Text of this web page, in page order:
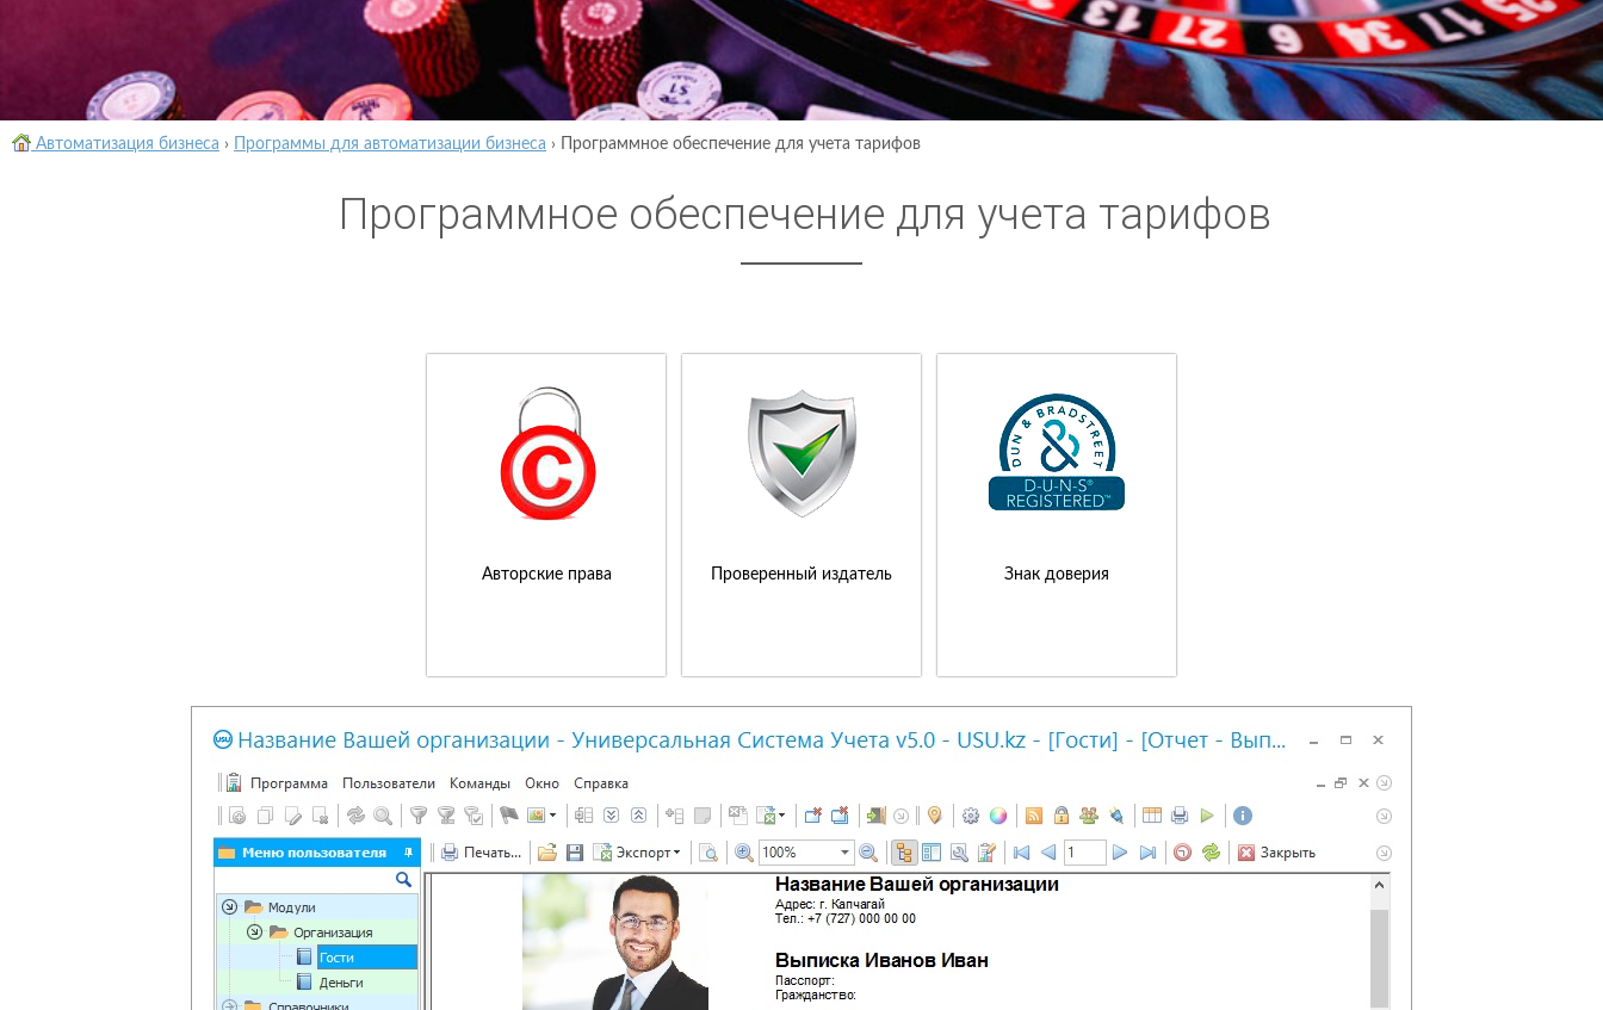
Автоматизация бизнеса › Программы для автоматизации бизнеса › Программное обеспечение для учета тарифов
Программное обеспечение для учета тарифов
Авторские права Проверенный издатель Знак доверия